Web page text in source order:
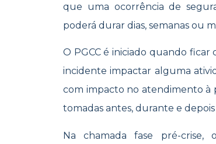
que uma ocorrência de
poderá durar dias, semanas ou
O PGCC é iniciado quando
incidente impactar alguma
com impacto no atendimento à
tomadas antes, durante e depois
Na chamada fase pré-